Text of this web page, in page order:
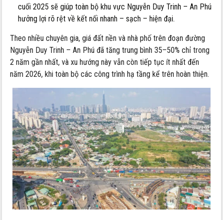
cuối 2025 sẽ giúp toàn bộ khu vực Nguyễn Duy Trinh – An Phú
hưởng lợi rõ rệt về kết nối nhanh – sạch – hiện đại.
Theo nhiều chuyên gia, giá đất nền và nhà phố trên đoạn đường
Nguyễn Duy Trinh – An Phú đã tăng trung bình 35–50% chỉ trong
2 năm gần nhất, và xu hướng này vẫn còn tiếp tục ít nhất đến
năm 2026, khi toàn bộ các công trình hạ tầng kể trên hoàn thiện.